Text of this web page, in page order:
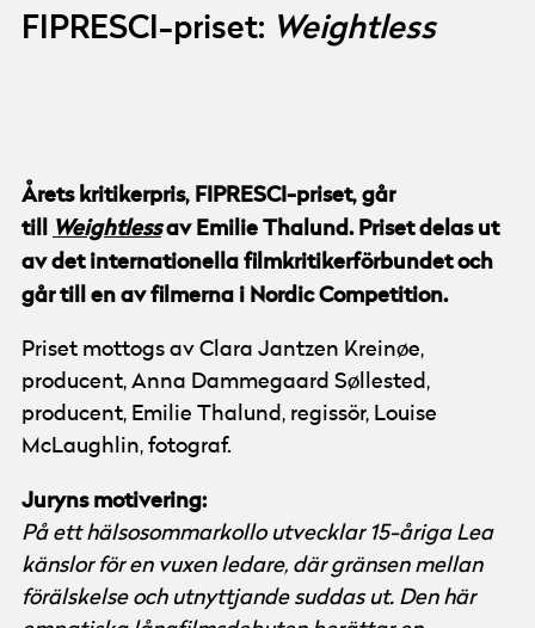
FIPRESCI-priset: Weightless
Årets kritikerpris, FIPRESCI-priset, går
till Weightlessav Emilie Thalund. Priset delas ut
av det internationella filmkritikerförbundet och
går till en av filmerna i Nordic Competition.
Priset mottogs av Clara Jantzen Kreinøe,
producent, Anna Dammegaard Søllested,
producent, Emilie Thalund, regissör, Louise
McLaughlin, fotograf.
Juryns motivering:
På ett hälsosommarkollo utvecklar 15-åriga Lea
känslor för en vuxen ledare, där gränsen mellan
förälskelse och utnyttjande suddas ut. Den här